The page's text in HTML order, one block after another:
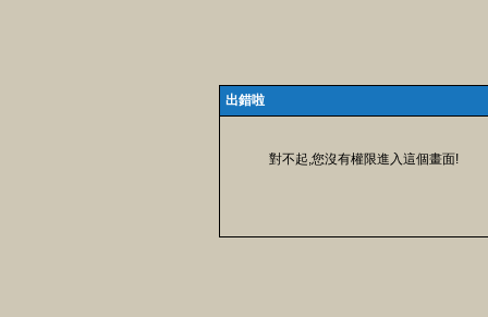
出錯啦
對不起,您沒有權限進入這個畫面!